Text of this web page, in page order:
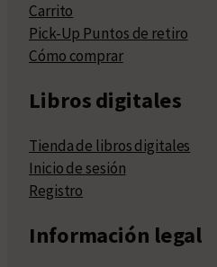
Carrito
Pick-Up Puntos de retiro
Cómo comprar
Libros digitales
Tienda de libros digitales
Inicio de sesión
Registro
Información legal